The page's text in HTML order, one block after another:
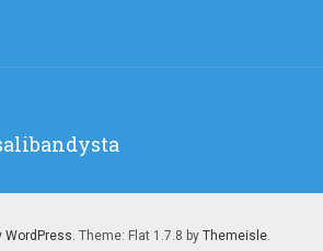
WordPress . Theme: Flat 1.7.8 by Themeisle.